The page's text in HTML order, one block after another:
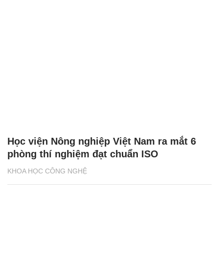
KHOA HỌC CÔNG NGHỆ
Học viện Nông nghiệp Việt Nam ra mắt 6
phòng thí nghiệm đạt chuẩn ISO